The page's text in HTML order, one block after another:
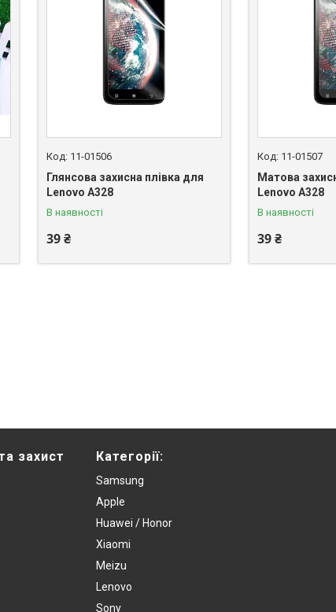
11-01506
Глянсова захисна плівка для
Lenovo A328
В наявності
39 ₴
11-01507
Матова
Lenovo A328
В наявності
39 ₴
захист
Категорії:
Samsung
Apple
Huawei / Honor
Xiaomi
Meizu
Lenovo
Sony